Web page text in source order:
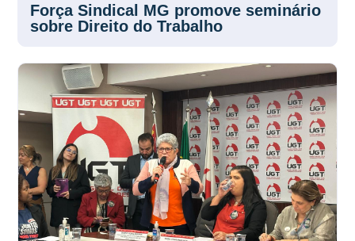
Força Sindical MG promove seminário
sobre Direito do Trabalho